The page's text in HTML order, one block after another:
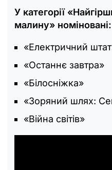
У категорії
малину» номіновані:
«Електричний
«Останнє завтра»
«Білосніжка»
«Зоряний шлях:
«Війна світів»